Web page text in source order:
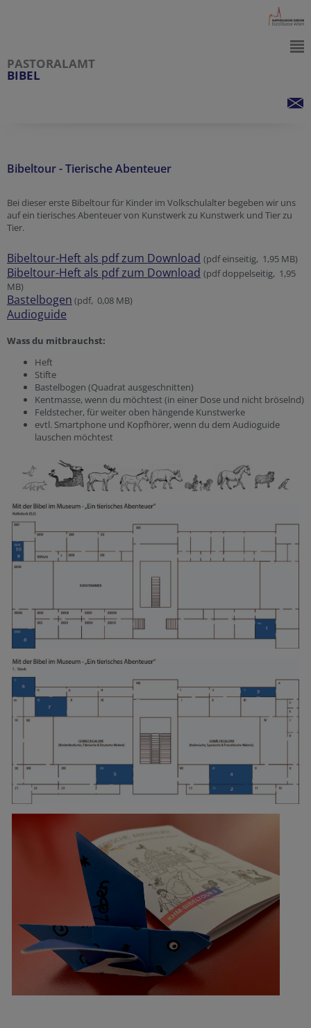
PASTORALAMT
BIBEL
Bibeltour - Tierische Abenteuer
Bei dieser erste Bibeltour für Kinder im Volkschulalter begeben wir uns
auf ein tierisches Abenteuer von Kunstwerk zu Kunstwerk und Tier zu
Tier.
Bibeltour-Heft als pdf zum Download (pdf einseitig, 1,95 MB)
Bibeltour-Heft als pdf zum Download (pdf doppelseitig, 1,95
MB)
Bastelbogen (pdf, 0,08 MB)
Audioguide
Wass du mitbrauchst:
Heft
Stifte
Bastelbogen (Quadrat ausgeschnitten)
Kentmasse, wenn du möchtest (in einer Dose und nicht bröselnd)
Feldstecher, für weiter oben hängende Kunstwerke
evtl. Smartphone und Kopfhörer, wenn du dem Audioguide
lauschen möchtest